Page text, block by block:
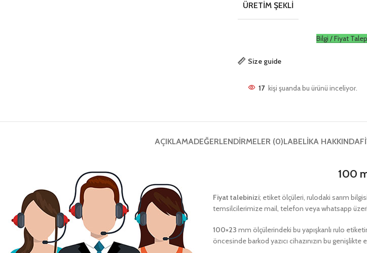
ÜRETIM ŞEKLI
Bilgi / Fiyat
Size guide
17 kişi şuanda bu ürünü inceliyor.
AÇIKLAMADEĞERLENDIRMELER (0)LABELIKA HAKKINDA
100
Fiyat talebinizi; etiket ölçüleri, rulodaki sarım
temsilcilerimize mail, telefon veya whatsapp
100×23 mm ölçülerindeki bu yapışkanlı rulo
öncesinde barkod yazıcı cihazınızın bu